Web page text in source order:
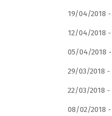
19/04/2018 -
12/04/2018 -
05/04/2018 -
29/03/2018 -
22/03/2018 -
08/02/2018 -